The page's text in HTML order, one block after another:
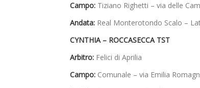
Campo: Tiziano Righetti – via delle
Andata: Real Monterotondo Scalo –
CYNTHIA – ROCCASECCA TST
Arbitro: Felici di Aprilia
Campo: Comunale – via Emilia